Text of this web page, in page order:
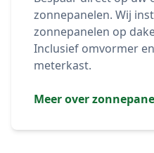
zonnepanelen. Wij
zonnepanelen op
Inclusief omvormer
meterkast.
Meer over